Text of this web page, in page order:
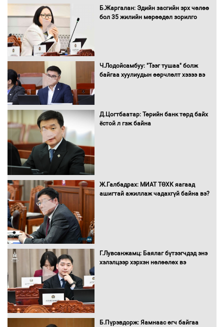
Санхүүгийн хэмнэлтийн горимд эрүүл
мэндийн салбар хамаарахгүй
Нөөцийн махны худалдаа,
борлуулалтыг нээлттэй ил тод
Монгол Улс “COP17”-д “Тал хээрийн
16 төрлийн эмийг нэг эх үүсвэрээс
худалдан авах журмыг баталлаа
шилжиж, найр наадам, зөвлөгөөн,
гадаад томилолтыг хориглолоо
Б.Жаргалан: Эдийн засгийн эрх чөлөө
бол 35 жилийн мөрөөдөл зорилго
Ч.Лодойсамбуу: "Тээг тушаа" болж
байгаа хуулиудын өөрчлөлт хэзээ вэ
Д.Цогтбаатар: Төрийн банк төрд байх
ёстой л гэж байна
Ж.Галбадрах: МИАТ ТӨХК яагаад
ашигтай ажиллаж чадахгүй байна вэ?
Г.Лувсанжамц: Баялаг бүтээгчдэд энэ
хэлэлцээр хэрхэн нөлөөлөх вэ
Б.Пүрэвдорж: Яамнаас өгч байгаа